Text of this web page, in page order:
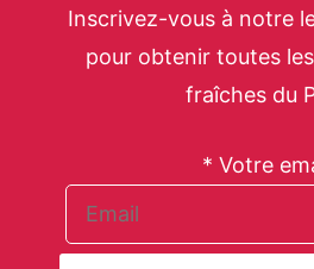
Inscrivez-vous à notre
pour obtenir toutes
fraîches du
* Votre